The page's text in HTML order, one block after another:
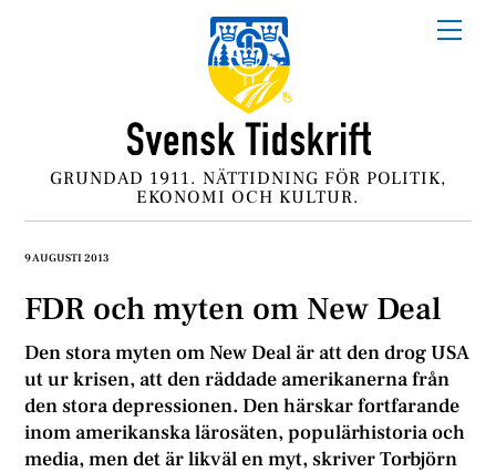
GRUNDAD 1911. NÄTTIDNING FÖR POLITIK,
EKONOMI OCH KULTUR.
9 AUGUSTI 2013
FDR och myten om New Deal
Den stora myten om New Deal är att den drog USA
ut ur krisen, att den räddade amerikanerna från
den stora depressionen. Den härskar fortfarande
inom amerikanska lärosäten, populärhistoria och
media, men det är likväl en myt, skriver Torbjörn